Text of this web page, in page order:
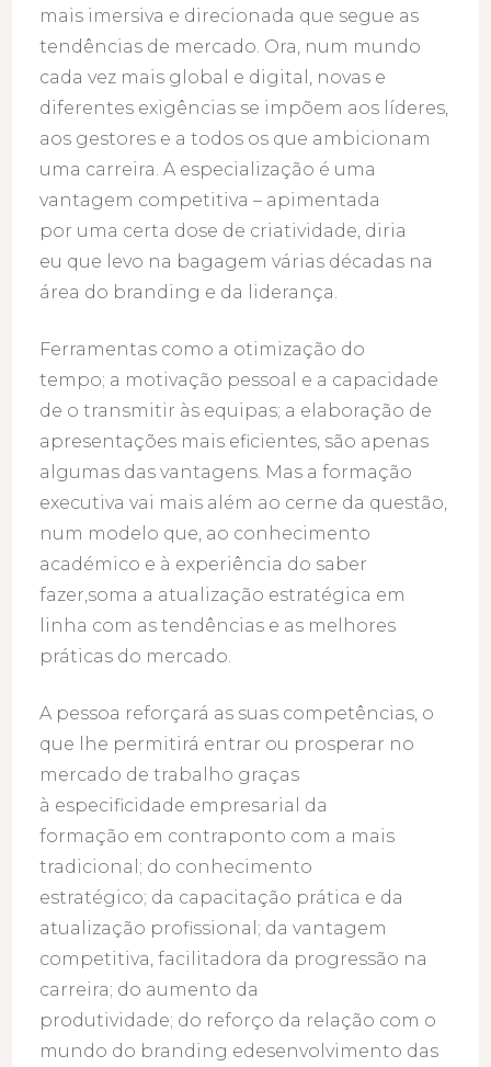
mais imersiva e direcionada que segue as
tendências de mercado. Ora, num mundo
cada vez mais global e digital, novas e
diferentes exigências se impõem aos líderes,
aos gestores e a todos os que ambicionam
uma carreira. A especialização é uma
vantagem competitiva – apimentada
por uma certa dose de criatividade, diria
eu que levo na bagagem várias décadas na
área do branding e da liderança.
Ferramentas como a otimização do
tempo; a motivação pessoal e a capacidade
de o transmitir às equipas; a elaboração de
apresentações mais eficientes, são apenas
algumas das vantagens. Mas a formação
executiva vai mais além ao cerne da questão,
num modelo que, ao conhecimento
académico e à experiência do saber
fazer,soma a atualização estratégica em
linha com as tendências e as melhores
práticas do mercado.
A pessoa reforçará as suas competências, o
que lhe permitirá entrar ou prosperar no
mercado de trabalho graças
à especificidade empresarial da
formação em contraponto com a mais
tradicional; do conhecimento
estratégico; da capacitação prática e da
atualização profissional; da vantagem
competitiva, facilitadora da progressão na
carreira; do aumento da
produtividade; do reforço da relação com o
mundo do branding edesenvolvimento das